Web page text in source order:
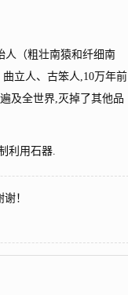
（粗壮南猿和纤细南
立人、古笨人,10万年前
及全世界,灭掉了其他品
利用石器.
！